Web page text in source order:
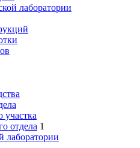
лаборатории
участка
отдела 1
лаборатории